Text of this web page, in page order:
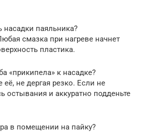
паяльника?
смазка при нагреве начнет
пластика.
«прикипела» к насадке?
её, не дергая резко. Если не
остывания и аккуратно подденьте
в помещении на пайку?